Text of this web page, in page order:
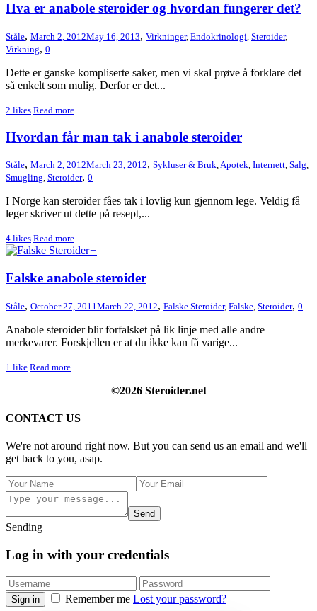
Hva er anabole steroider og hvordan fungerer det?
Ståle, March 2, 2012May 16, 2013, Virkninger, Endokrinologi Steroider,
Virkning, 0
Dette er ganske kompliserte saker, men vi skal prøve å forklare det
så enkelt som mulig. Derfor er det...
2 likes Read more
Hvordan får man tak i anabole steroider
Ståle, March 2, 2012March 23, 2012, Sykluser & Bruk,Apotek, Internett, Salg,
Smugling, Steroider, 0
I Norge kan steroider fåes tak i lovlig kun gjennom lege. Veldig få
leger skriver ut dette på resept,...
4 likes Read more
+
Falske anabole steroider
Ståle, October 27, 2011 March 22, 2012, Falske Steroider, Falske Steroider, 0
Anabole steroider blir forfalsket på lik linje med alle andre
merkevarer. Forskjellen er at du ikke kan få varige...
1 like Read more
©2026 Steroider.net
CONTACT US
We're not around right now. But you can send us an email and we'll
get back to you, asap.
Send
Sending
Log in with your credentials
Sign in Remember me Lost your password?